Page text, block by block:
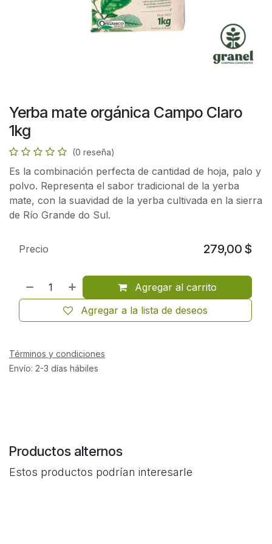
Yerba mate orgánica Campo Claro
1kg
(0 reseña)
Es la combinación perfecta de cantidad de hoja, palo y
polvo. Representa el sabor tradicional de la yerba
mate, con la suavidad de la yerba cultivada en la sierra
de Río Grande do Sul.
Agregar al carrito
Agregar a la lista de deseos
Precio 279,00 $
Términos y condiciones
Envío: 2-3 días hábiles
Productos alternos
Estos productos podrían interesarle